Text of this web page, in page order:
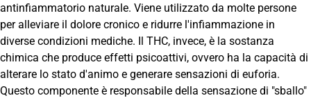
antinfiammatorio naturale. Viene utilizzato da molte persone
per alleviare il dolore cronico e ridurre l'infiammazione in
diverse condizioni mediche. Il THC, invece, è la sostanza
chimica che produce effetti psicoattivi, ovvero ha la capacità di
alterare lo stato d'animo e generare sensazioni di euforia.
Questo componente è responsabile della sensazione di "sballo"